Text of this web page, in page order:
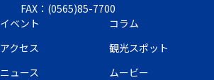
FAX：(0565)85-7700
イベント
コラム
アクセス
観光スポット
ニュース
ムービー